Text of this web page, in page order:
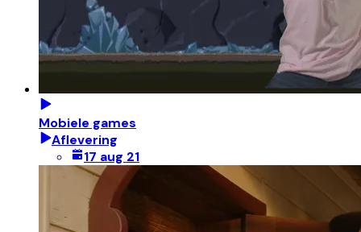
Mobiele games
Aflevering
17 aug 21